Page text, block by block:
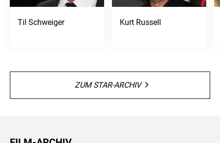
Til Schweiger Kurt Russell
ZUM STAR-ARCHIV